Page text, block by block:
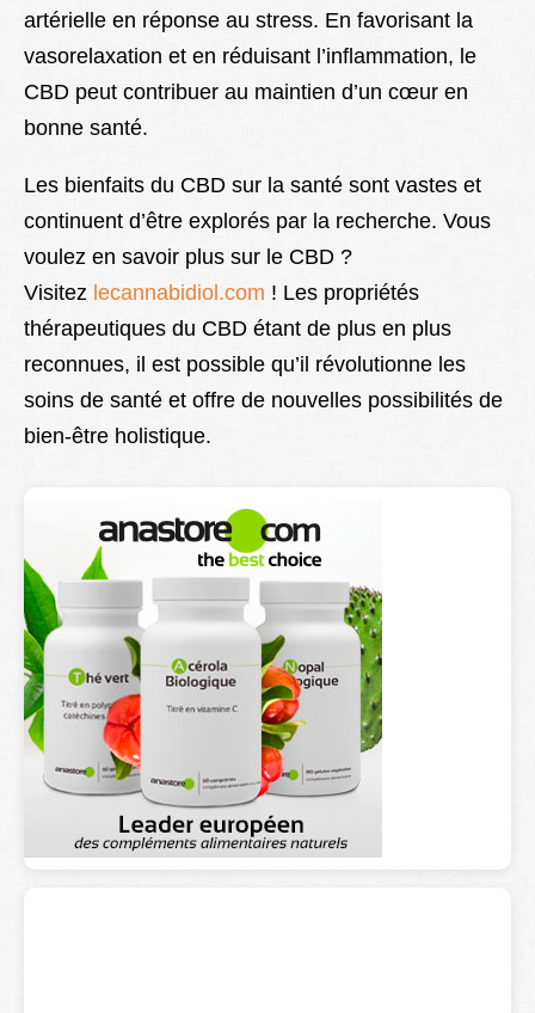
artérielle en réponse au stress. En favorisant la
vasorelaxation et en réduisant l’inflammation, le
CBD peut contribuer au maintien d’un cœur en
bonne santé.
Les bienfaits du CBD sur la santé sont vastes et
continuent d’être explorés par la recherche. Vous
voulez en savoir plus sur le CBD ?
Visitez lecannabidiol.com ! Les propriétés
thérapeutiques du CBD étant de plus en plus
reconnues, il est possible qu’il révolutionne les
soins de santé et offre de nouvelles possibilités de
bien-être holistique.